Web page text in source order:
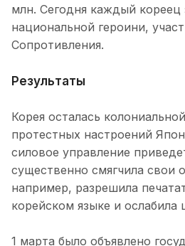
млн. Сегодня каждый кореец
национальной героини,
Сопротивления.
Результаты
Корея осталась
протестных настроений
силовое управление
существенно смягчила свои
например, разрешила
корейском языке и ослабила
1 марта было объявлено